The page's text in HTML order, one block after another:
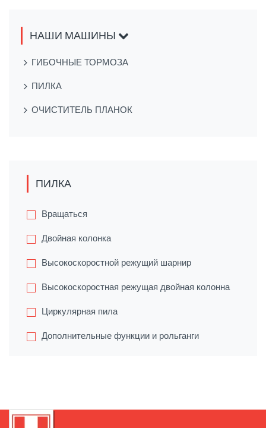
НАШИ МАШИНЫ
ГИБОЧНЫЕ ТОРМОЗА
ПИЛКА
ОЧИСТИТЕЛЬ ПЛАНОК
ПИЛКА
Вращаться
Двойная колонка
Высокоскоростной режущий шарнир
Высокоскоростная режущая двойная колонна
Циркулярная пила
Дополнительные функции и рольганги